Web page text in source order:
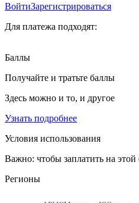
ВойтиЗарегистрироваться
Для платежа подходят:
Баллы
Получайте и тратьте баллы
Здесь можно и то, и другое
Узнать подробнее
Условия использования
Важно: чтобы заплатить на
Регионы